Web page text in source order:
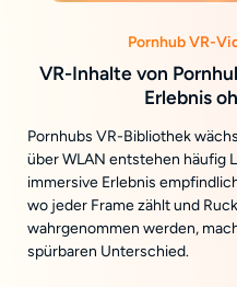
Pornhub VR-
VR-Inhalte von
Erlebnis
Pornhubs VR-Bibliothek
über WLAN entstehen häufig
immersive Erlebnis
wo jeder Frame zählt und
wahrgenommen werden,
spürbaren Unterschied.